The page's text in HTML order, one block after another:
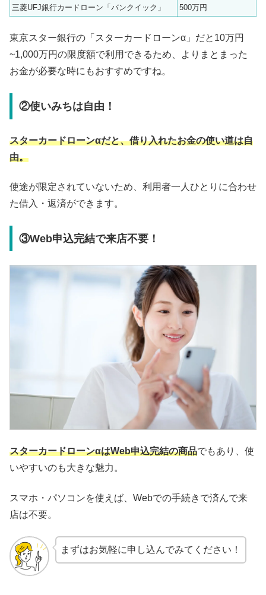
三菱UFJ銀行カードローン「バンクイック」
500万円
東京スター銀行の「スターカードローンα」だと10万円
~1,000万円の限度額で利用できるため、よりまとまった
お金が必要な時にもおすすめですね。
②使いみちは自由！
スターカードローンαだと、借り入れたお金の使い道は自
由。
使途が限定されていないため、利用者一人ひとりに合わせ
た借入・返済ができます。
③Web申込完結で来店不要！
スターカードローンαはWeb申込完結の商品でもあり、使
いやすいのも大きな魅力。
スマホ・パソコンを使えば、Webでの手続きで済んで来
店は不要。
まずはお気軽に申し込んでみてください！